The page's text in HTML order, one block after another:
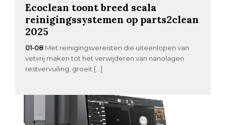
Ecoclean toont breed scala
reinigingssystemen op parts2clean
2025
01-08 Met reinigingsvereisten die uiteenlopen van
vetvrij maken tot het verwijderen van nanolagen
restvervuiling, groeit […]